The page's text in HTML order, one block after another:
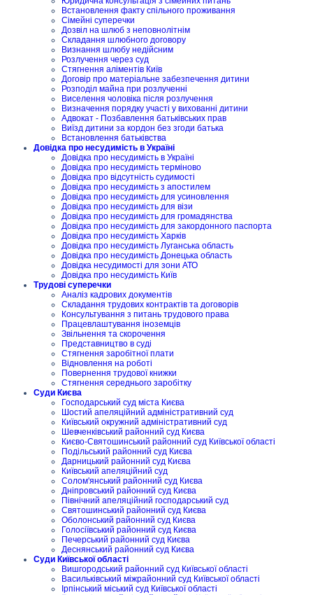
Встановлення факту спільного проживання
Сімейні суперечки
Дозвіл на шлюб з неповнолітнім
Складання шлюбного договору
Визнання шлюбу недійсним
Розлучення через суд
Стягнення аліментів Київ
Договір про матеріальне забезпечення дитини
Розподіл майна при розлученні
Виселення чоловіка після розлучення
Визначення порядку участі у вихованні дитини
Адвокат - Позбавлення батьківських прав
Виїзд дитини за кордон без згоди батька
Встановлення батьківства
Довідка про несудимість в Україні
Довідка про несудимість в Україні
Довідка про несудимість терміново
Довідка про відсутність судимості
Довідка про несудимість з апостилем
Довідка про несудимість для усиновлення
Довідка про несудимість для візи
Довідка про несудимість для громадянства
Довідка про несудимість для закордонного паспорта
Довідка про несудимість Харків
Довідка про несудимість Луганська область
Довідка про несудимість Донецька область
Довідка несудимості для зони АТО
Довідка про несудимість Київ
Трудові суперечки
Аналіз кадрових документів
Складання трудових контрактів та договорів
Консультування з питань трудового права
Працевлаштування іноземців
Звільнення та скорочення
Представництво в суді
Стягнення заробітної плати
Відновлення на роботі
Повернення трудової книжки
Стягнення середнього заробітку
Суди Києва
Господарський суд міста Києва
Шостий апеляційний адміністративний суд
Київський окружний адміністративний суд
Шевченківський районний суд Києва
Києво-Святошинський районний суд Київської області
Подільський районний суд Києва
Дарницький районний суд Києва
Київський апеляційний суд
Солом'янський районний суд Києва
Дніпровський районний суд Києва
Північний апеляційний господарський суд
Святошинський районний суд Києва
Оболонський районний суд Києва
Голосіївський районний суд Києва
Печерський районний суд Києва
Деснянський районний суд Києва
Суди Київської області
Вишгородський районний суд Київської області
Васильківський міжрайонний суд Київської області
Ірпінський міський суд Київської області